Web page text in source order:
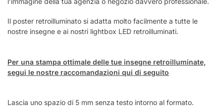
Il poster retroilluminato si adatta molto facilmente a tutte le
nostre insegne e ai nostri lightbox LED retroilluminati.
Per una stampa ottimale delle tue insegne retroilluminate,
segui le nostre raccomandazioni qui di seguito
Lascia uno spazio di 5 mm senza testo intorno al formato.